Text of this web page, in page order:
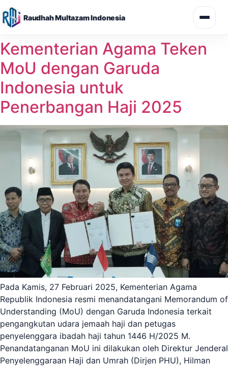
Raudhah Multazam Indonesia
Skip
to
content
Kementerian Agama Teken
MoU dengan Garuda
Indonesia untuk
Penerbangan Haji 2025
Pada Kamis, 27 Februari 2025, Kementerian Agama
Republik Indonesia resmi menandatangani Memorandum of
Understanding (MoU) dengan Garuda Indonesia terkait
pengangkutan udara jemaah haji dan petugas
penyelenggara ibadah haji tahun 1446 H/2025 M.
Penandatanganan MoU ini dilakukan oleh Direktur Jenderal
Penyelenggaraan Haji dan Umrah (Dirjen PHU), Hilman